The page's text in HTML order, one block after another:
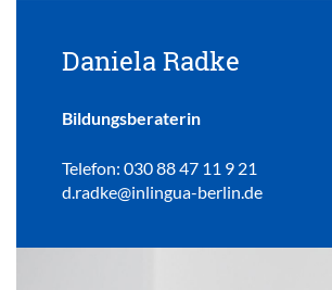
Daniela Radke
Bildungsberaterin
Telefon: 030 88 47 11 9 21
d.radke@inlingua-berlin.de